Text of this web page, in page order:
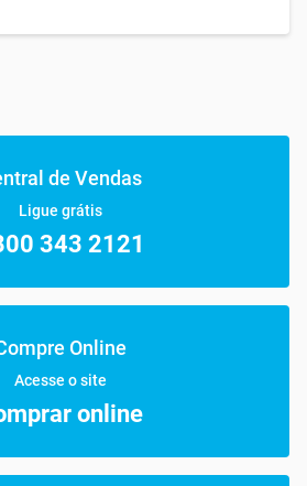
de Vendas
Ligue grátis
343 2121
Online
Acesse o site
online